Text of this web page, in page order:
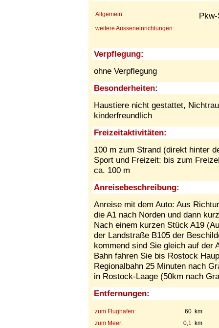
Allgemein:
weitere Ausseneinrichtungen:
Verpflegung:
ohne Verpflegung
Besonderheiten:
Haustiere nicht gestattet,
kinderfreundlich
Freizeitaktivitäten:
100 m zum Strand (direkt hinter
Sport und Freizeit: bis zum
ca. 100 m
Anreisebeschreibung:
Anreise mit dem Auto: Aus
die A1 nach Norden und dann
Nach einem kurzen Stück A19
der Landstraße B105 der
kommend sind Sie gleich auf der
Bahn fahren Sie bis Rostock
Regionalbahn 25 Minuten nach
in Rostock-Laage (50km nach
Entfernungen:
60 km
zum Flughafen:
0,1 km
zum Meer: